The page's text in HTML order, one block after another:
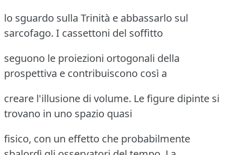
lo sguardo sulla Trinità e abbassarlo sul
sarcofago. I cassettoni del soffitto
seguono le proiezioni ortogonali della
prospettiva e contribuiscono così a
creare l'illusione di volume. Le figure dipinte si
trovano in uno spazio quasi
fisico, con un effetto che probabilmente